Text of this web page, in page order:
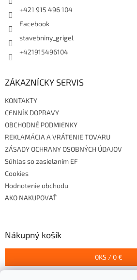
+421 915 496 104
Facebook
stavebniny_grigel
+421915496104
ZÁKAZNÍCKY SERVIS
KONTAKTY
CENNÍK DOPRAVY
OBCHODNÉ PODMIENKY
REKLAMÁCIA A VRÁTENIE TOVARU
ZÁSADY OCHRANY OSOBNÝCH ÚDAJOV
Súhlas so zasielaním EF
Cookies
Hodnotenie obchodu
AKO NAKUPOVAŤ
Nákupný košík
0KS / 0 €